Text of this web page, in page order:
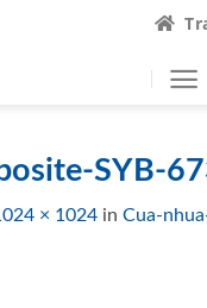
SYB-
× 1024 in Cua-